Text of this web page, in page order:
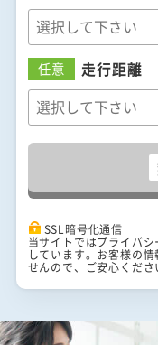
任意 走行距離
SSL暗号化通信
当サイトではプライバ
しています。お客様の
せんので、ご安心くださ